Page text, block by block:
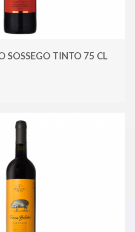
SOSSEGO TINTO 75 CL